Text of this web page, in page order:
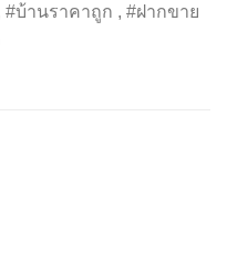
บ้านราคาถูก , #ฝากขาย